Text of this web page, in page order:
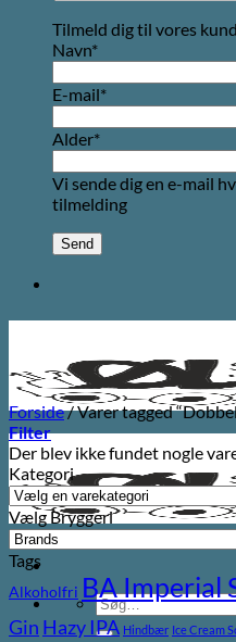
Tilmeld dig til vores
Navn*
E-mail*
Alder*
Vi sende dig en e-mail
tilmelding
Søg
efter:
Forside/Varer tagged
Filter
Der blev ikke fundet nogle
Kategori
Vælg Bryggeri
Tags
Alkoholfri BA Imperial
Gin Hazy IPA Hindbær Ice Cream